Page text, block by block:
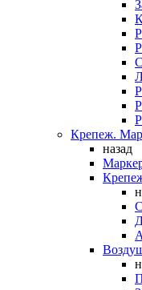
Крепеж.
назад